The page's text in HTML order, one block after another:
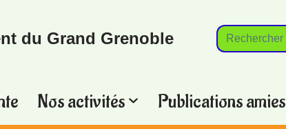
du Grand Grenoble
Nos activités Publications amies